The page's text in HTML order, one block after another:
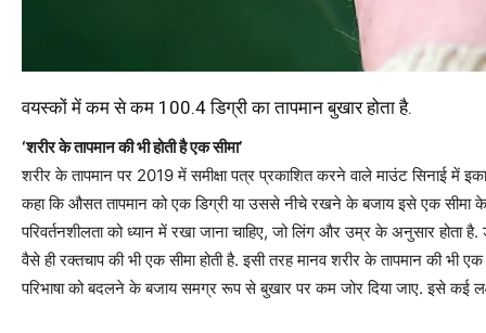
वयस्कों में कम से कम 100.4 डिग्री का तापमान बुखार होता है.
‘शरीर के तापमान की भी होती है एक सीमा’
शरीर के तापमान पर 2019 में समीक्षा पत्र प्रकाशित करने वाले माउंट सिनाई
कहा कि औसत तापमान को एक डिग्री या उससे नीचे रखने के बजाय इसे एक सीमा के
परिवर्तनशीलता को ध्यान में रखा जाना चाहिए, जो लिंग और उम्र के अनुसार होता
वैसे ही रक्तचाप की भी एक सीमा होती है. इसी तरह मानव शरीर के तापमान की भी
परिभाषा को बदलने के बजाय समग्र रूप से बुखार पर कम जोर दिया जाए. इसे कई